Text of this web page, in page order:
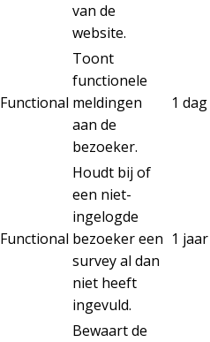
van de
website.
Functional
Toont
functionele
meldingen
aan de
bezoeker.
1 dag
Functional
Houdt bij of
een niet-
ingelogde
bezoeker een
survey al dan
niet heeft
ingevuld.
1 jaar
Bewaart de